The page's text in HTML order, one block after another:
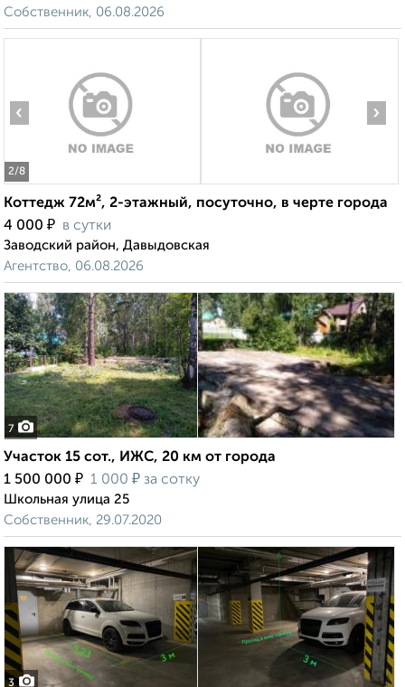
Собственник, 06.08.2026
2/8
‹ ›
Коттедж 72м², 2-этажный, посуточно, в черте города
4 000 ₽ в сутки
Заводский район, Давыдовская
Агентство, 06.08.2026
7
Участок 15 сот., ИЖС, 20 км от города
1 500 000 ₽ 1 000 ₽ за сотку
Школьная улица 25
Собственник, 29.07.2020
3